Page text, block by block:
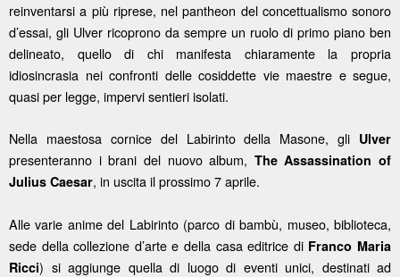
reinventarsi a più riprese, nel pantheon del concettualismo sonoro
d’essai, gli Ulver ricoprono da sempre un ruolo di primo piano ben
delineato, quello di chi manifesta chiaramente la propria
idiosincrasia nei confronti delle cosiddette vie maestre e segue,
quasi per legge, impervi sentieri isolati.
Nella maestosa cornice del Labirinto della Masone, gli Ulver
presenteranno i brani del nuovo album, The Assassination of
Julius Caesar, in uscita il prossimo 7 aprile.
Alle varie anime del Labirinto (parco di bambù, museo, biblioteca,
sede della collezione d’arte e della casa editrice di Franco Maria
Ricci) si aggiunge quella di luogo di eventi unici, destinati ad